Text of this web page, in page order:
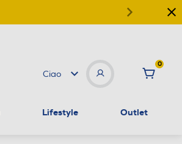
Ciao
0
Lifestyle Outlet